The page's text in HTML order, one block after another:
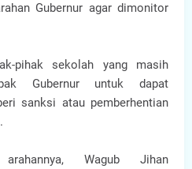
Gubernur agar dimonitor
pihak sekolah yang masih
Gubernur untuk dapat
sanksi atau pemberhentian
Wagub Jihan